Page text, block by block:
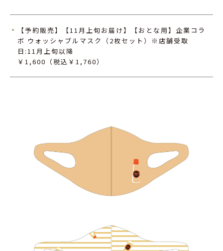
【予約販売】【11月上旬お届け】【おとな用】企業コラ
ボ ウォッシャブルマスク（2枚セット）※店舗受取
日:11月上旬以降
￥1,600（税込￥1,760）